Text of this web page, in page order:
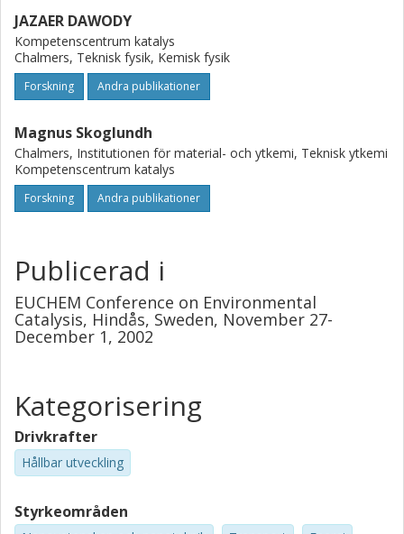
JAZAER DAWODY
Kompetenscentrum katalys
Chalmers, Teknisk fysik, Kemisk fysik
Forskning Andra publikationer
Magnus Skoglundh
Chalmers, Institutionen för material- och ytkemi, Teknisk ytkemi
Kompetenscentrum katalys
Forskning Andra publikationer
Publicerad i
EUCHEM Conference on Environmental
Catalysis, Hindås, Sweden, November 27-
December 1, 2002
Kategorisering
Drivkrafter
Hållbar utveckling
Styrkeområden